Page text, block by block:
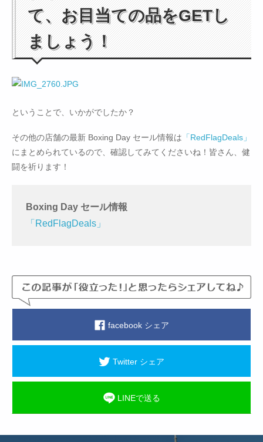
て、お目当ての品をGETし
ましょう！
ということで、いかがでしたか？
その他の店舗の最新 Boxing Day セール情報は 「RedFlagDeals」
にまとめられているので、確認してみてくださいね！皆さん、健
闘を祈ります！
Boxing Day セール情報
「RedFlagDeals」
facebook シェア
Twitter シェア
LINEで送る